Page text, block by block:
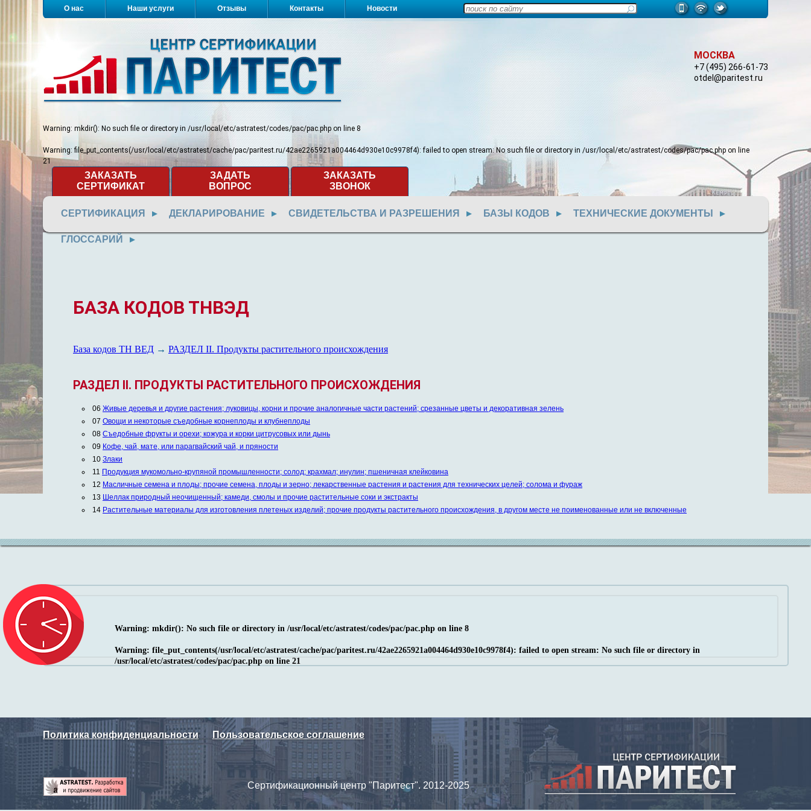
О нас Наши услуги Отзывы Контакты Новости
МОСКВА
+7 (495) 266-61-73
otdel@paritest.ru
Warning: mkdir(): No such file or directory in /usr/local/etc/astratest/codes/pac/pac.php on line 8
Warning: file_put_contents(/usr/local/etc/astratest/cache/pac/paritest.ru/42ae2265921a004464d930e10c9978f4): failed to open stream: No such file or directory in /usr/local/etc/astratest/codes/pac/pac.php on line
21
ЗАКАЗАТЬ
СЕРТИФИКАТ
ЗАДАТЬ
ВОПРОС
ЗАКАЗАТЬ
ЗВОНОК
СЕРТИФИКАЦИЯ ДЕКЛАРИРОВАНИЕ СВИДЕТЕЛЬСТВА И РАЗРЕШЕНИЯ БАЗЫ КОДОВ ТЕХНИЧЕСКИЕ ДОКУМЕНТЫ
ГЛОССАРИЙ
БАЗА КОДОВ ТНВЭД
База кодов ТН ВЕД → РАЗДЕЛ II. Продукты растительного происхождения
РАЗДЕЛ II. ПРОДУКТЫ РАСТИТЕЛЬНОГО ПРОИСХОЖДЕНИЯ
06 Живые деревья и другие растения; луковицы, корни и прочие аналогичные части растений; срезанные цветы и декоративная зелень
07 Овощи и некоторые съедобные корнеплоды и клубнеплоды
08 Съедобные фрукты и орехи; кожура и корки цитрусовых или дынь
09 Кофе, чай, мате, или парагвайский чай, и пряности
10 Злаки
11 Продукция мукомольно-крупяной промышленности; солод; крахмал; инулин; пшеничная клейковина
12 Масличные семена и плоды; прочие семена, плоды и зерно; лекарственные растения и растения для технических целей; солома и фураж
13 Шеллак природный неочищенный; камеди, смолы и прочие растительные соки и экстракты
14 Растительные материалы для изготовления плетеных изделий; прочие продукты растительного происхождения, в другом месте не поименованные или не включенные
Warning: mkdir(): No such file or directory in /usr/local/etc/astratest/codes/pac/pac.php on line 8
Warning: file_put_contents(/usr/local/etc/astratest/cache/pac/paritest.ru/42ae2265921a004464d930e10c9978f4): failed to open stream: No such file or directory in
/usr/local/etc/astratest/codes/pac/pac.php on line 21
Политика конфиденциальности Пользовательское соглашение
Сертификационный центр "Паритест". 2012-2025